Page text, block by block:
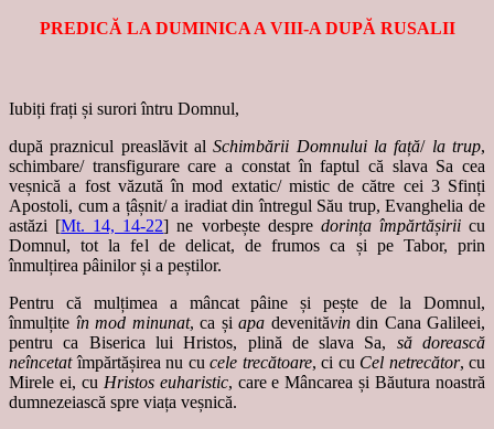
PREDICĂ LA DUMINICA A VIII-A DUPĂ RUSALII
Iubiți frați și surori întru Domnul,
după praznicul preaslăvit alSchimbării Domnului la față/ la trup,
schimbare/ transfigurare care a constat în faptul că slava Sa cea
veșnică a fost văzută în mod extatic/ mistic de către cei 3 Sfinți
Apostoli, cum a țâșnit/ a iradiat din întregul Său trup, Evanghelia de
astăzi [Mt. 14, 14-22] ne vorbește despre dorința împărtășiriicu
Domnul, tot la fel de delicat, de frumos ca și pe Tabor, prin
înmulțirea pâinilor și a peștilor.
Pentru că mulțimea a mâncat pâine și pește de la Domnul,
înmulțite în mod minunat, ca și apa devenităvindin Cana Galileei,
pentru ca Biserica lui Hristos, plină de slava Sa, să dorească
neîncetatîmpărtășirea nu cu cele trecătoare, ci cu Cel netrecător, cu
Mirele ei, cu Hristos euharistic, care e Mâncarea și Băutura noastră
dumnezeiască spre viața veșnică.